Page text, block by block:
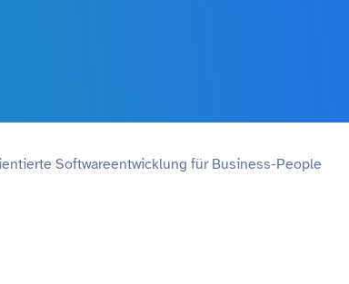
Softwareentwicklung für Business-People